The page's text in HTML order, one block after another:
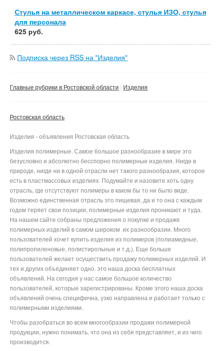
Стулья на металлическом каркасе, стулья ИЗО, стулья
для персонала
625 руб.
Подписка через RSS на "Изделия"
Главные рубрики в Ростовской области Изделия
Ростовская область
Изделия - объявления Ростовская область
Изделия полимерные. Самое большое разнообразие в мире это
безусловно и абсолютно бесспорно полимерные изделия. Нигде в
природе, нигде ни в одной отрасли нет такого разнообразия, которое
есть в пластмассовых изделиях. Подумайте и назовите хоть одну
отрасль, где отсутствуют полимеры в каком бы то ни было виде.
Возможно единственная отрасль это пищевая, да и то она с каждым
годом теряет свои позиции, полимерные изделия проникают и туда.
На нашем сайте собраны предложения о покупке и продаже
полимерных изделий в самом широком их разнообразии. Много
пользователей хочет купить изделия из полимеров (полиамидные,
полипропиленовые, полистирольные и т.д.). Еще больше
пользователей желает осуществить продажу полимерных изделий. И
тех и других объединяет одно. это наша доска бесплатных
объявлений. На сегодня у нас самое большое количество
пользователей, которые зарегистрированы. Кроме этого наша доска
объявлений очень специфична, узко направлена и работает только с
полимерными изделиями.
Чтобы разобраться во всем многообразии продажи полимерной
продукции, нужно понимать, что она из себя представляет, и из чего
производится.